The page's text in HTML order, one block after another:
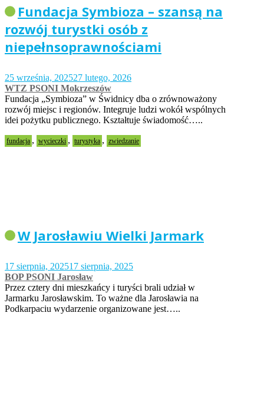
Fundacja Symbioza – szansą na
rozwój turystki osób z
niepełnsoprawnościami
25 września, 202527 lutego, 2026
WTZ PSONI Mokrzeszów
Fundacja „Symbioza” w Świdnicy dba o zrównoważony
rozwój miejsc i regionów. Integruje ludzi wokół wspólnych
idei pożytku publicznego. Kształtuje świadomość…..
fundacja , wycieczki , turystyka , zwiedzanie
W Jarosławiu Wielki Jarmark
17 sierpnia, 202517 sierpnia, 2025
BOP PSONI Jarosław
Przez cztery dni mieszkańcy i turyści brali udział w
Jarmarku Jarosławskim. To ważne dla Jarosławia na
Podkarpaciu wydarzenie organizowane jest…..